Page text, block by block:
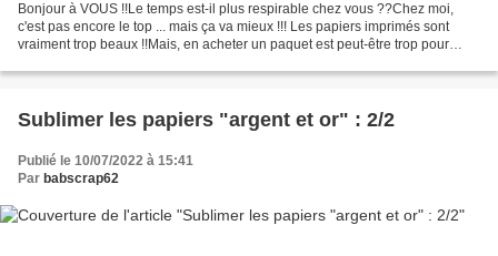
Bonjour à VOUS !!Le temps est-il plus respirable chez vous ??Chez moi,
c'est pas encore le top ... mais ça va mieux !!! Les papiers imprimés sont
vraiment trop beaux !!Mais, en acheter un paquet est peut-être trop pour
Sublimer les papiers "argent et or" : 2/2
Publié le 10/07/2022 à 15:41
Par babscrap62